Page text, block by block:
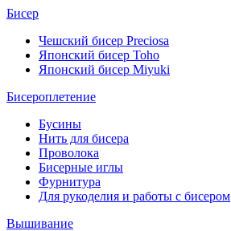
Бисер
Чешский бисер Preciosa
Японский бисер Toho
Японский бисер Miyuki
Бисероплетение
Бусины
Нить для бисера
Проволока
Бисерные иглы
Фурнитура
Для рукоделия и работы с бисером
Вышивание